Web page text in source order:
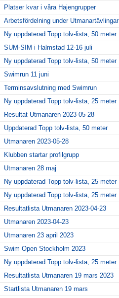
Platser kvar i våra Hajengrupper
Arbetsfördelning under Utmanartävlingar
Ny uppdaterad Topp tolv-lista, 50 meter
SUM-SIM i Halmstad 12-16 juli
Ny uppdaterad Topp tolv-lista, 50 meter
Swimrun 11 juni
Terminsavslutning med Swimrun
Ny uppdaterad Topp tolv-lista, 25 meter
Resultat Utmanaren 2023-05-28
Uppdaterad Topp tolv-lista, 50 meter
Utmanaren 2023-05-28
Klubben startar profilgrupp
Utmanaren 28 maj
Ny uppdaterad Topp tolv-lista, 25 meter
Ny uppdaterad Topp tolv-lista, 25 meter
Resultatlista Utmanaren 2023-04-23
Utmanaren 2023-04-23
Utmanaren 23 april 2023
Swim Open Stockholm 2023
Ny uppdaterad Topp tolv-lista, 25 meter
Resultatlista Utmanaren 19 mars 2023
Startlista Utmanaren 19 mars